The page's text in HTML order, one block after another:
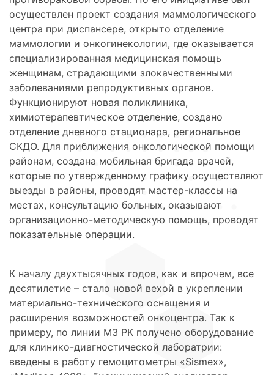
осуществлен проект создания маммологического
центра при диспансере, открыто отделение
маммологии и онкогинекологии, где оказывается
специализированная медицинская помощь
женщинам, страдающими злокачественными
заболеваниями репродуктивных органов.
Функционируют новая поликлиника,
химиотерапевтическое отделение, создано
отделение дневного стационара, региональное
СКДО. Для приближения онкологической помощи
районам, создана мобильная бригада врачей,
которые по утвержденному графику осуществляют
выезды в районы, проводят мастер-классы на
местах, консультацию больных, оказывают
организационно-методическую помощь, проводят
показательные операции.
К началу двухтысячных годов, как и впрочем, все
десятилетие – стало новой вехой в укреплении
материально-технического оснащения и
расширения возможностей онкоцентра. Так к
примеру, по линии МЗ РК получено оборудование
для клинико-диагностической лаборатрии:
введены в работу гемоцитометры «Sismex»,